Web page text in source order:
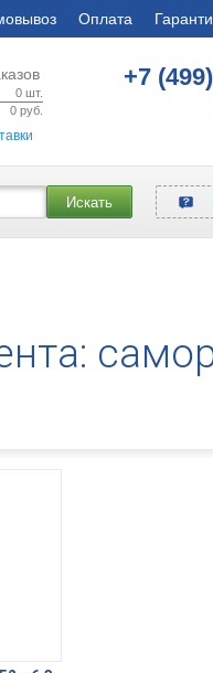
Оплата
0 шт.
0 руб.
+7 (499)
Искать